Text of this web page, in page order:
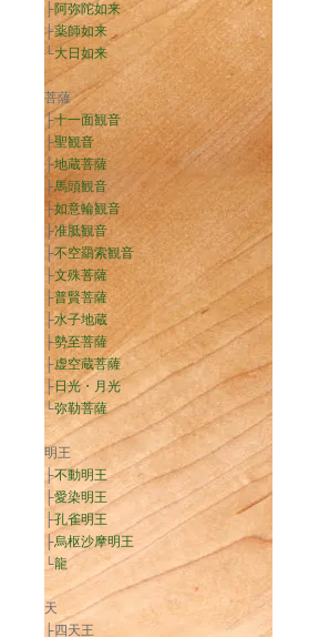
├阿弥陀如来
├薬師如来
└大日如来
菩薩
├十一面観音
├聖観音
├地蔵菩薩
├馬頭観音
├如意輪観音
├准胝観音
├不空羂索観音
├文殊菩薩
├普賢菩薩
├水子地蔵
├勢至菩薩
├虚空蔵菩薩
├日光・月光
└弥勒菩薩
明王
├不動明王
├愛染明王
├孔雀明王
├烏枢沙摩明王
└龍
天
├四天王